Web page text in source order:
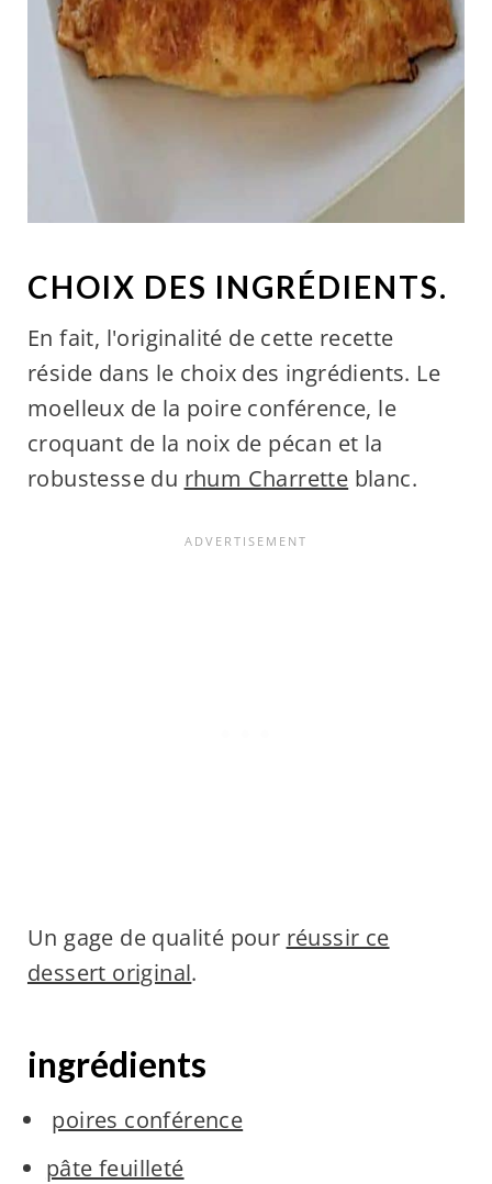
CHOIX DES INGRÉDIENTS.
En fait, l'originalité de cette recette
réside dans le choix des ingrédients. Le
moelleux de la poire conférence, le
croquant de la noix de pécan et la
robustesse du rhum Charrette blanc.
Un gage de qualité pour réussir ce
dessert original.
ingrédients
poires conférence
pâte feuilleté